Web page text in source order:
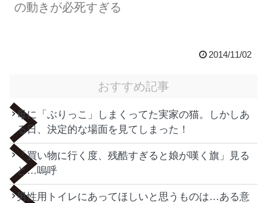
の動きが必死すぎる
2014/11/02
おすすめ記事
母に「ぶりっこ」しまくってた実家の猫。しかしあ
る日、決定的な場面を見てしまった！
「買い物に行く度、残酷すぎると娘が嘆く旗」見る
と…嗚呼
男性用トイレにあってほしいと思うものは…ある意